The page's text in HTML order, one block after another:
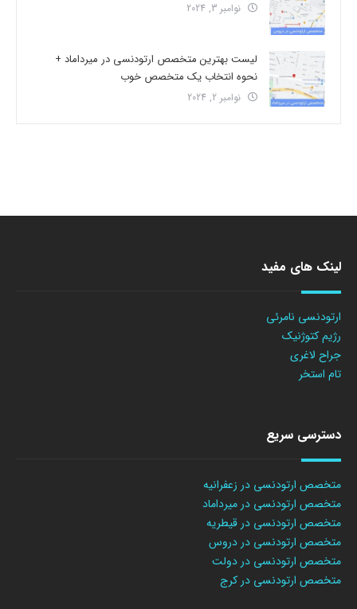
نوامبر 3, 2024
لیست بهترین متخصص ارتودنسی در میرداماد +
نحوه انتخاب یک متخصص خوب
نوامبر 2, 2024
لینک های مفید
ارتودنسی نامرئی
رژیم کتوژنیک
جراح لاغری
تام استخر
دسترسی سریع
متخصص ارتودنسی در زعفرانیه
متخصص ارتودنسی در میرداماد
متخصص ارتودنسی در قیطریه
متخصص ارتودنسی در دروس
متخصص ارتودنسی در دولت
متخصص ارتودنسی در کرج